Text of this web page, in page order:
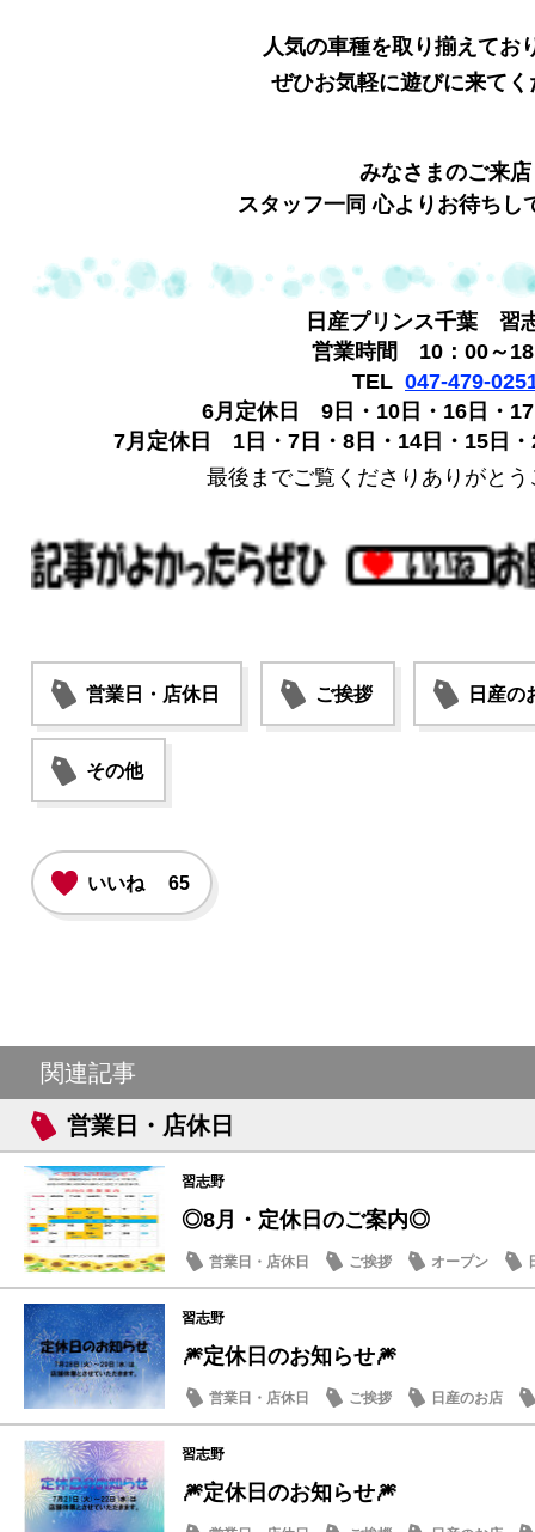
人気の車種を取り揃えてお
ぜひお気軽に遊びに来てく
みなさまのご来店
スタッフ一同 心よりお待ちし
日産プリンス千葉 習
営業時間 10：00～
TEL 047-479-
6月定休日 9日・10日・16日・
7月定休日 1日・7日・8日・14日・15日
最後までご覧くださりありがと
営業日・店休日 ご挨拶 日産の
その他
いいね 65
関連記事
営業日・店休日
習志野
◎8月・定休日のご案内◎
営業日・店休日 ご挨拶 オープン
習志野
🎆定休日のお知らせ🎆
営業日・店休日 ご挨拶 日産のお店
習志野
🎆定休日のお知らせ🎆